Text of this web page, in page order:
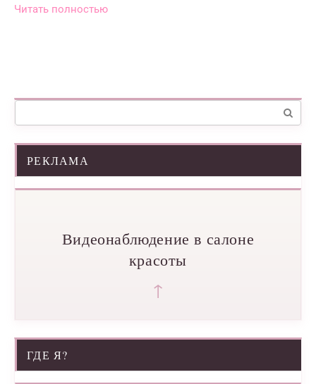
Читать полностью
Поиск:
РЕКЛАМА
Видеонаблюдение в салоне
красоты
↑
ГДЕ Я?